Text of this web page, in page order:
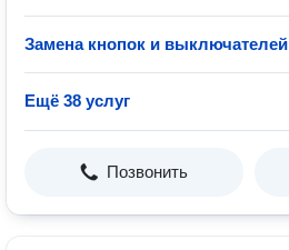
Замена кнопок и выключателей
Ещё 38 услуг
Позвонить